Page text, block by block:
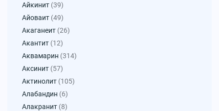
Айкинит (39)
Айоваит (49)
Акаганеит (26)
Акантит (12)
Аквамарин (314)
Аксинит (57)
Актинолит (105)
Алабандин (6)
Алакранит (8)